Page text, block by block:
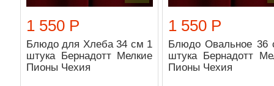
1 550 Р
Блюдо для Хлеба 34 см 1
штука Бернадотт Мелкие
Пионы Чехия
1 550 Р
Блюдо Овальное 36
штука Бернадотт
Пионы Чехия